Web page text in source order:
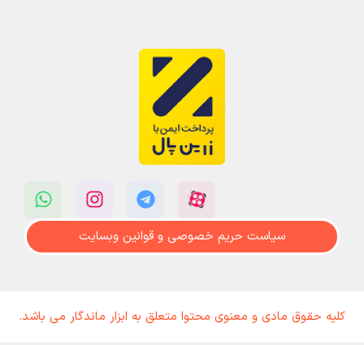
سیاست حریم خصوصی و قوانین وبسایت
کلیه حقوق مادی و معنوی محتوا متعلق به ابزار ماندگار می باشد.